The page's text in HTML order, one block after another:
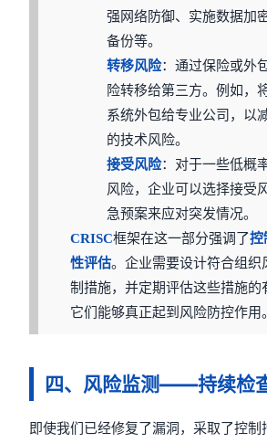
强网络防御、实施数据加
备份等。
转移风险：通过保险或外
险转移给第三方。例如，
系统外包给专业公司，以
的技术风险。
接受风险：对于一些低概
风险，企业可以选择接受
急预案来应对突发情况。
CRISC框架在这一部分强调了控
性评估。企业需要设计符合组织
制措施，并定期评估这些措施的
它们能够真正起到风险防控作用
四、风险监测——持续检
即使我们已经修复了漏洞，采取了控制